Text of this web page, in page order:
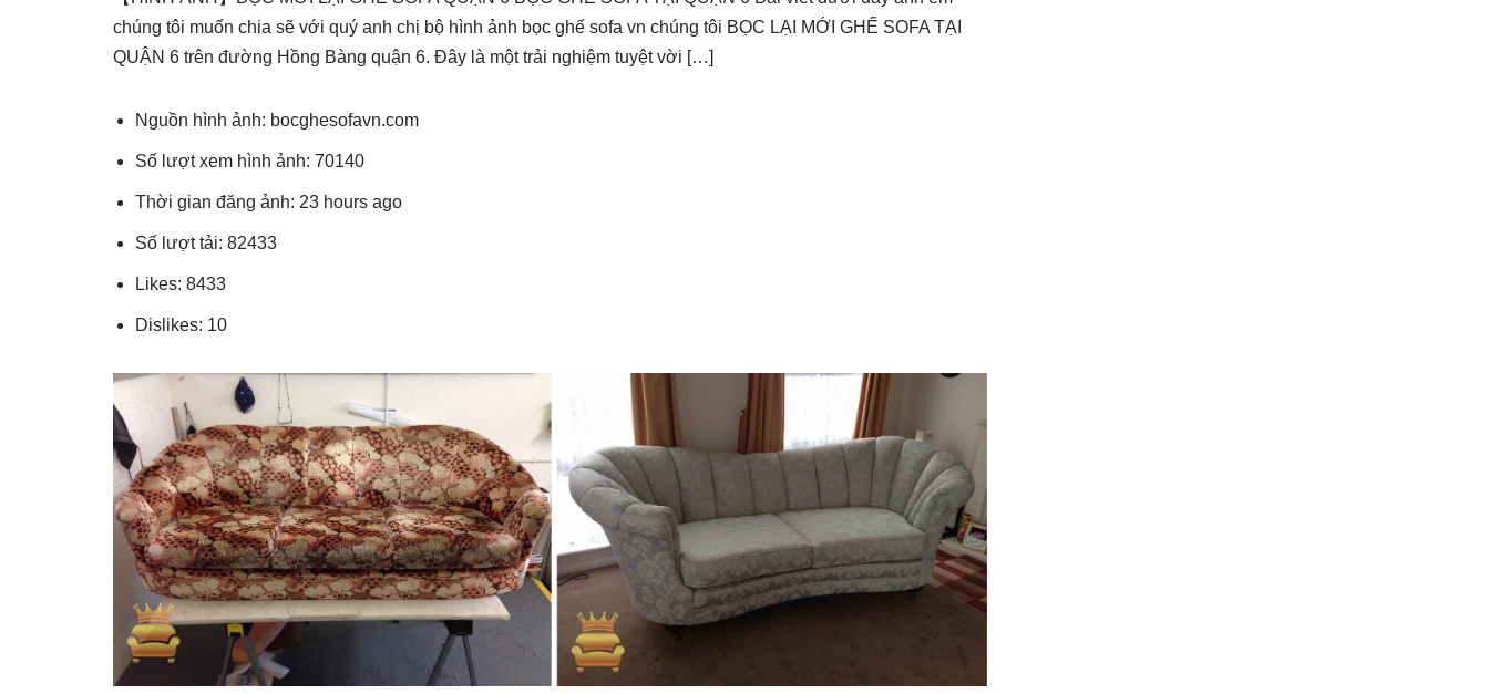
chúng tôi muốn chia sẽ với quý anh chị bộ hình ảnh bọc ghế sofa vn chúng tôi BỌC LẠI MỚI GHẾ SOFA TẠI
QUẬN 6 trên đường Hồng Bàng quận 6. Đây là một trải nghiệm tuyệt vời […]
Nguồn hình ảnh: bocghesofavn.com
Số lượt xem hình ảnh: 70140
Thời gian đăng ảnh: 23 hours ago
Số lượt tải: 82433
Likes: 8433
Dislikes: 10